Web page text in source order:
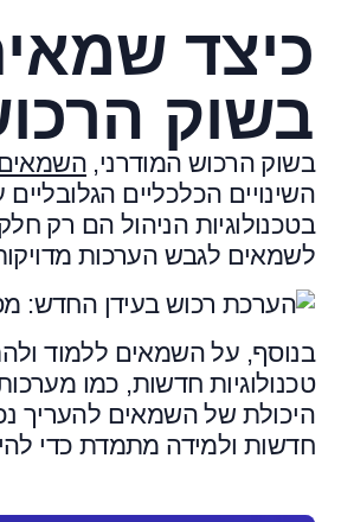
כיצד
בשוק
בשוק הרכוש המודרני,
השינויים הכלכליים
בטכנולוגיות הניהול הם רק
לשמאים לגבש הערכות
בנוסף, על השמאים ללמוד
היכולת של השמאים להעריך
חדשות ולמידה מתמדת כדי